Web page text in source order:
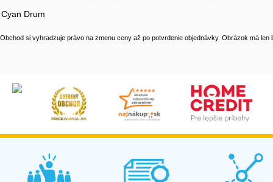
Cyan Drum
Obchod si vyhradzuje právo na zmenu ceny až po potvrdenie objednávky. Obrázok má len